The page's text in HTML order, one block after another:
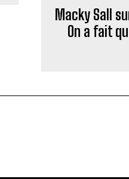
Macky Sall
On a fait